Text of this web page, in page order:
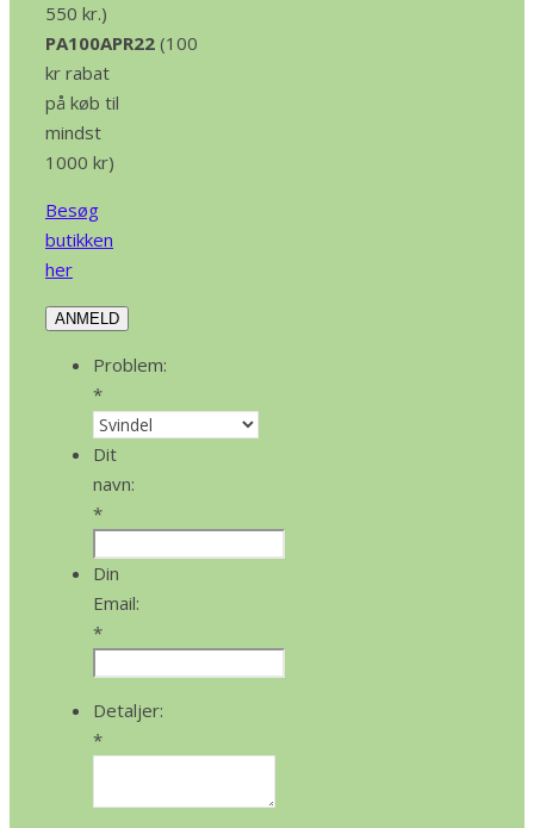
550 kr.)
PA100APR22 (100
kr rabat
på køb til
mindst
1000 kr)
Besøg
butikken
her
ANMELD
Problem:
*
Dit
navn:
*
Din
Email:
*
Detaljer:
*